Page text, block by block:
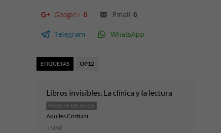
Google+ 0 Email 0
Telegram WhatsApp
ETIQUETAS OP12
Libros invisibles. La clínica y la lectura
MÁQUINABLANDA
Aquiles Cristiani
1 MAR